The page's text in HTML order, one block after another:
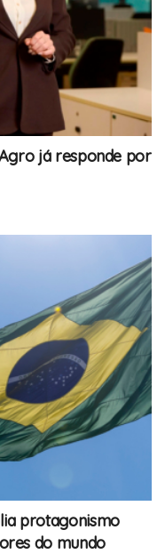
já responde por
protagonismo
do mundo